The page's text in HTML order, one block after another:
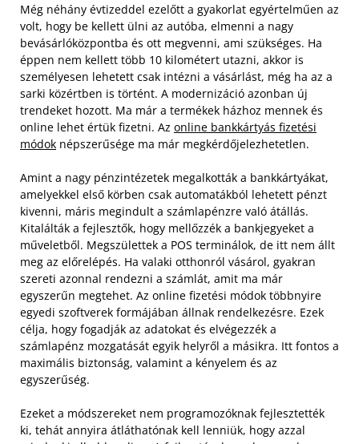
Még néhány évtizeddel ezelőtt a gyakorlat egyértelműen az
volt, hogy be kellett ülni az autóba, elmenni a nagy
bevásárlóközpontba és ott megvenni, ami szükséges. Ha
éppen nem kellett több 10 kilométert utazni, akkor is
személyesen lehetett csak intézni a vásárlást, még ha az a
sarki közértben is történt. A modernizáció azonban új
trendeket hozott. Ma már a termékek házhoz mennek és
online lehet értük fizetni. Az online bankkártyás fizetési
módok népszerűsége ma már megkérdőjelezhetetlen.
Amint a nagy pénzintézetek megalkották a bankkártyákat,
amelyekkel első körben csak automatákból lehetett pénzt
kivenni, máris megindult a számlapénzre való átállás.
Kitalálták a fejlesztők, hogy mellőzzék a bankjegyeket a
műveletből. Megszülettek a POS terminálok, de itt nem állt
meg az előrelépés. Ha valaki otthonról vásárol, gyakran
szereti azonnal rendezni a számlát, amit ma már
egyszerűn megtehet. Az online fizetési módok többnyire
egyedi szoftverek formájában állnak rendelkezésre. Ezek
célja, hogy fogadják az adatokat és elvégezzék a
számlapénz mozgatását egyik helyről a másikra. Itt fontos a
maximális biztonság, valamint a kényelem és az
egyszerűség.
Ezeket a módszereket nem programozóknak fejlesztették
ki, tehát annyira átláthatónak kell lenniük, hogy azzal